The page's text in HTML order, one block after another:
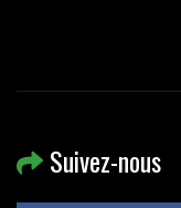
Suivez-nous